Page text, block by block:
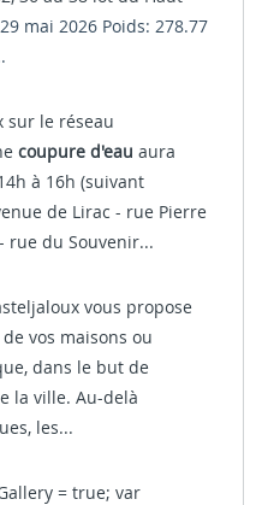
mai 2026 Poids: 278.77
sur le réseau
coupure d'eau aura
à 16h (suivant
de Lirac - rue Pierre
rue du Souvenir...
vous propose
vos maisons ou
dans le but de
la ville. Au-delà
les...
= true; var